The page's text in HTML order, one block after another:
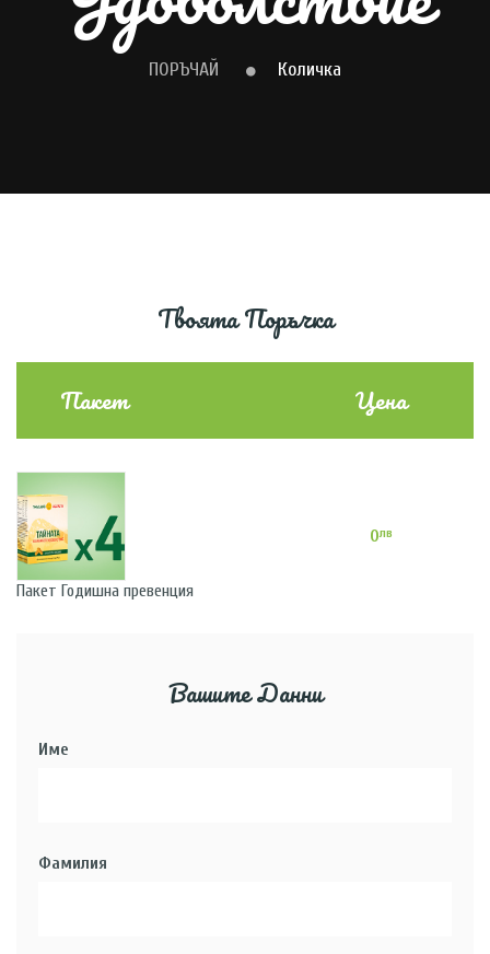
ПОРЪЧАЙ Количка
Твоята Поръчка
Пакет Цена
Пакет Годишна превенция
0лв
Вашите Данни
Име
Фамилия